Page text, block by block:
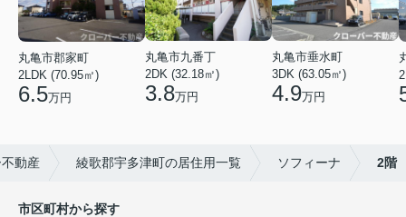
丸亀市郡家町
2LDK (70.95㎡)
6.5万円
丸亀市九番丁
2DK (32.18㎡)
3.8万円
丸亀市垂水町
3DK (63.05㎡)
4.9万円
動産 綾歌郡宇多津町の居住用一覧 ソフィーナ 2階
市区町村から探す